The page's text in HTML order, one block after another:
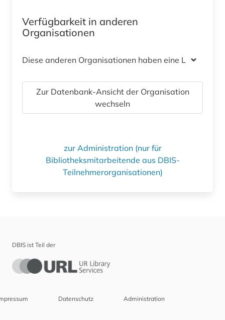
Verfügbarkeit in anderen
Organisationen
Diese anderen Organisationen haben eine Lizenz
Zur Datenbank-Ansicht der Organisation
wechseln
zur Administration (nur für
Bibliotheksmitarbeitende aus DBIS-
Teilnehmerorganisationen)
DBIS ist Teil der
Datenschutz Administration